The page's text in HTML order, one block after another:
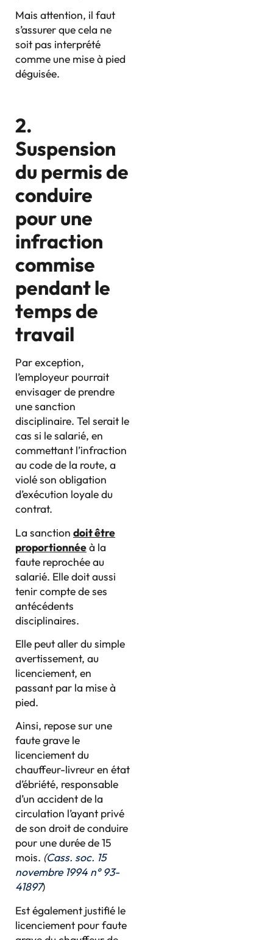
Mais attention, il faut
s’assurer que cela ne
soit pas interprété
comme une mise à pied
déguisée.
2.
Suspension
du permis de
conduire
pour une
infraction
commise
pendant le
temps de
travail
Par exception,
l’employeur pourrait
envisager de prendre
une sanction
disciplinaire. Tel serait le
cas si le salarié, en
commettant l’infraction
au code de la route, a
violé son obligation
d’exécution loyale du
contrat.
La sanction doit être
proportionnéeà la
faute reprochée au
salarié. Elle doit aussi
tenir compte de ses
antécédents
disciplinaires.
Elle peut aller du simple
avertissement, au
licenciement, en
passant par la mise à
pied.
Ainsi, repose sur une
faute grave le
licenciement du
chauffeur-livreur en état
d’ébriété, responsable
d’un accident de la
circulation l’ayant privé
de son droit de conduire
pour une durée de 15
mois. (Cass. soc. 15
novembre 1994 n° 93-
41897)
Est également justifié le
licenciement pour faute